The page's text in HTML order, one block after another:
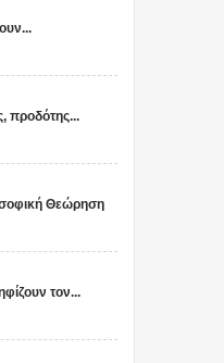
προδότης...
Θεώρηση
τον...